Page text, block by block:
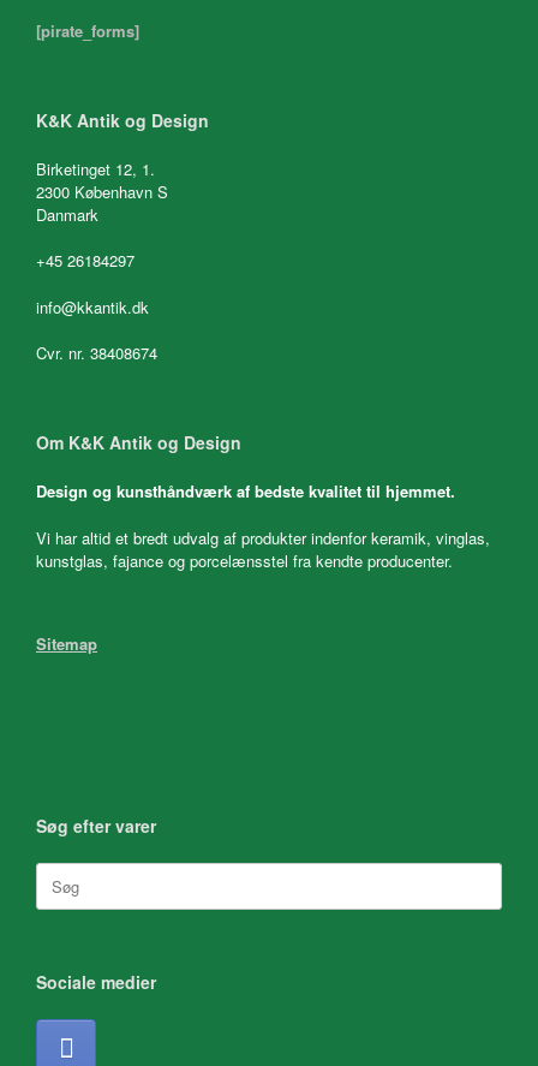
[pirate_forms]
K&K Antik og Design
Birketinget 12, 1.
2300 København S
Danmark
+45 26184297
info@kkantik.dk
Cvr. nr. 38408674
Om K&K Antik og Design
Design og kunsthåndværk af bedste kvalitet til hjemmet.
Vi har altid et bredt udvalg af produkter indenfor keramik, vinglas,
kunstglas, fajance og porcelænsstel fra kendte producenter.
Sitemap
Søg efter varer
Søg
efter:
Sociale medier